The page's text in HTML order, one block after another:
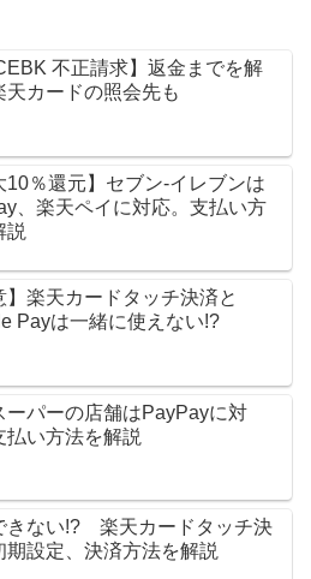
不正請求】返金までを解
天カードの照会先も
10％還元】セブン-イレブンは
、楽天ペイに対応。支払い方
説
】楽天カードタッチ決済と
Payは一緒に使えない!?
ーパーの店舗はPayPayに対
い方法を解説
きない!? 楽天カードタッチ決
期設定、決済方法を解説